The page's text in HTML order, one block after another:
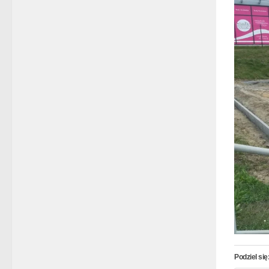
Podziel się: